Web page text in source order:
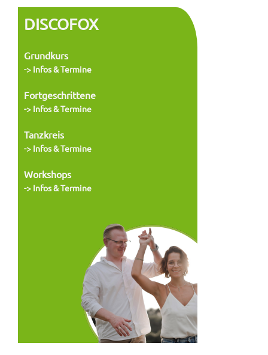
DISCOFOX
Grundkurs
-> Infos & Termine
Fortgeschrittene
-> Infos & Termine
Tanzkreis
-> Infos & Termine
Workshops
-> Infos & Termine